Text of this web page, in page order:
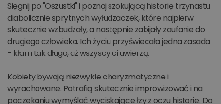
Sięgnij po "Oszustki" i poznaj szokującą historię trzynastu
diabolicznie sprytnych wyłudzaczek, które najpierw
skutecznie wzbudzały, a następnie zabijały zaufanie do
drugiego człowieka. Ich życiu przyświecała jedna zasada
- kłam tak długo, aż wszyscy ci uwierzą.
Kobiety bywają niezwykle charyzmatyczne i
wyrachowane. Potrafią skutecznie improwizować i na
poczekaniu wymyślać wyciskające łzy z oczu historie. Do